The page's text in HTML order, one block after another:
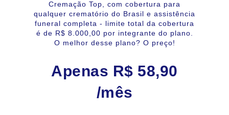
Cremação Top, com cobertura para
qualquer crematório do Brasil e assistência
funeral completa - limite total da cobertura
é de R$ 8.000,00 por integrante do plano.
O melhor desse plano? O preço!
Apenas R$ 58,90
/mês